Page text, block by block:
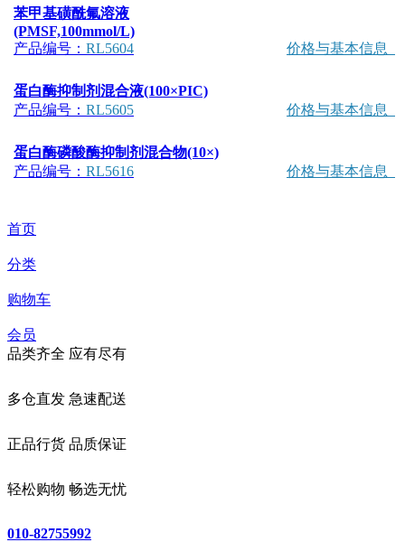
苯甲基磺酰氟溶液
(PMSF,100mmol/L)
产品编号： RL5604 价格与基本信息
蛋白酶抑制剂混合液(100×PIC)
产品编号： RL5605 价格与基本信息
蛋白酶磷酸酶抑制剂混合物(10×)
产品编号： RL5616 价格与基本信息
首页
分类
购物车
会员
品类齐全 应有尽有
多仓直发 急速配送
正品行货 品质保证
轻松购物 畅选无忧
010-82755992